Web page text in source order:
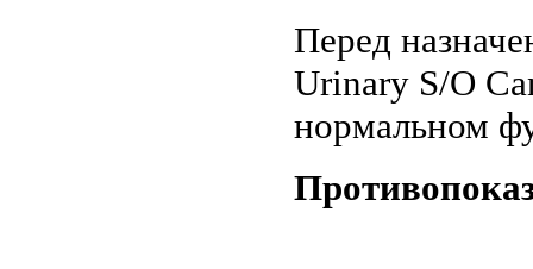
Перед
Urinary S/O
нормальном